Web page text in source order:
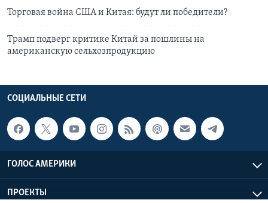
Торговая война США и Китая: будут ли победители?
Трамп подверг критике Китай за пошлины на
американскую сельхозпродукцию
СОЦИАЛЬНЫЕ СЕТИ
ГОЛОС АМЕРИКИ
ПРОЕКТЫ